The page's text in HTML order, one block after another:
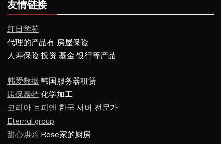
友情链接
红日学苑
代理的产品有 房屋保险
人寿保险 投资 基金 银行等产品
韩爱数据 韩国服务器租赁
诺保泰特 化学加工
코리아 브피앤 한국 서버 전문가
Eternal group
甜心烘焙 Rose家的厨房